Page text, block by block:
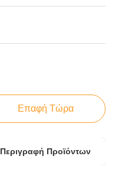
Επαφή Τώρα
Περιγραφή Προϊόντων